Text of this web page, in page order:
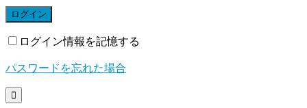
ログイン
ログイン情報を記憶する
パスワードを忘れた場合
